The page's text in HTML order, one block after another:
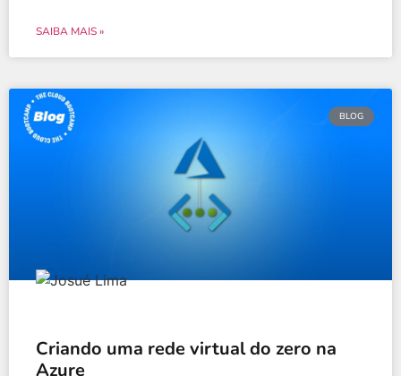
SAIBA MAIS »
BLOG
Criando uma rede virtual do zero na
Azure